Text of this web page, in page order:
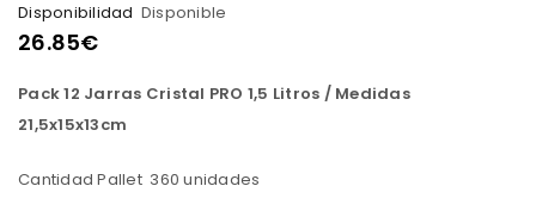
Disponibilidad Disponible
26.85€
Pack 12 Jarras Cristal PRO 1,5 Litros / Medidas
21,5x15x13cm
Cantidad Pallet 360 unidades